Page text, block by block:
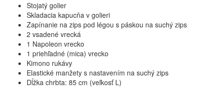
Stojatý golier
Skladacia kapucňa v golieri
Zapínanie na zips pod légou s páskou na suchý zips
2 vsadené vrecká
1 Napoleon vrecko
1 priehľadné (mica) vrecko
Kimono rukávy
Elastické manžety s nastavením na suchý zips
Dĺžka chrbta: 85 cm (veľkosť L)